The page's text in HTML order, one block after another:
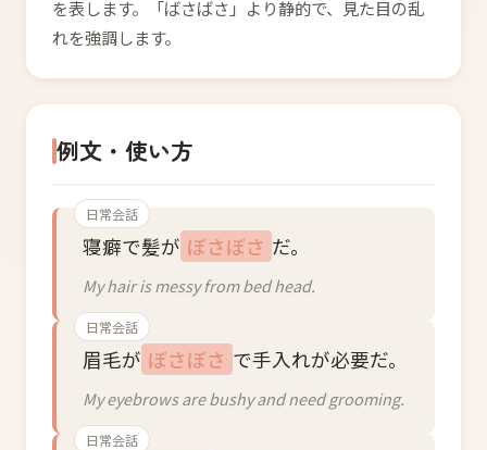
を表します。「ばさばさ」より静的で、見た目の乱
れを強調します。
例文・使い方
日常会話
寝癖で髪が ぼさぼさ だ。
My hair is messy from bed head.
日常会話
眉毛が ぼさぼさ で手入れが必要だ。
My eyebrows are bushy and need grooming.
日常会話